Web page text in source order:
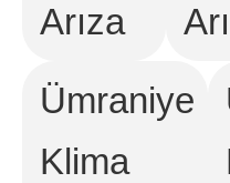
Arıza
Ümraniye
Klima